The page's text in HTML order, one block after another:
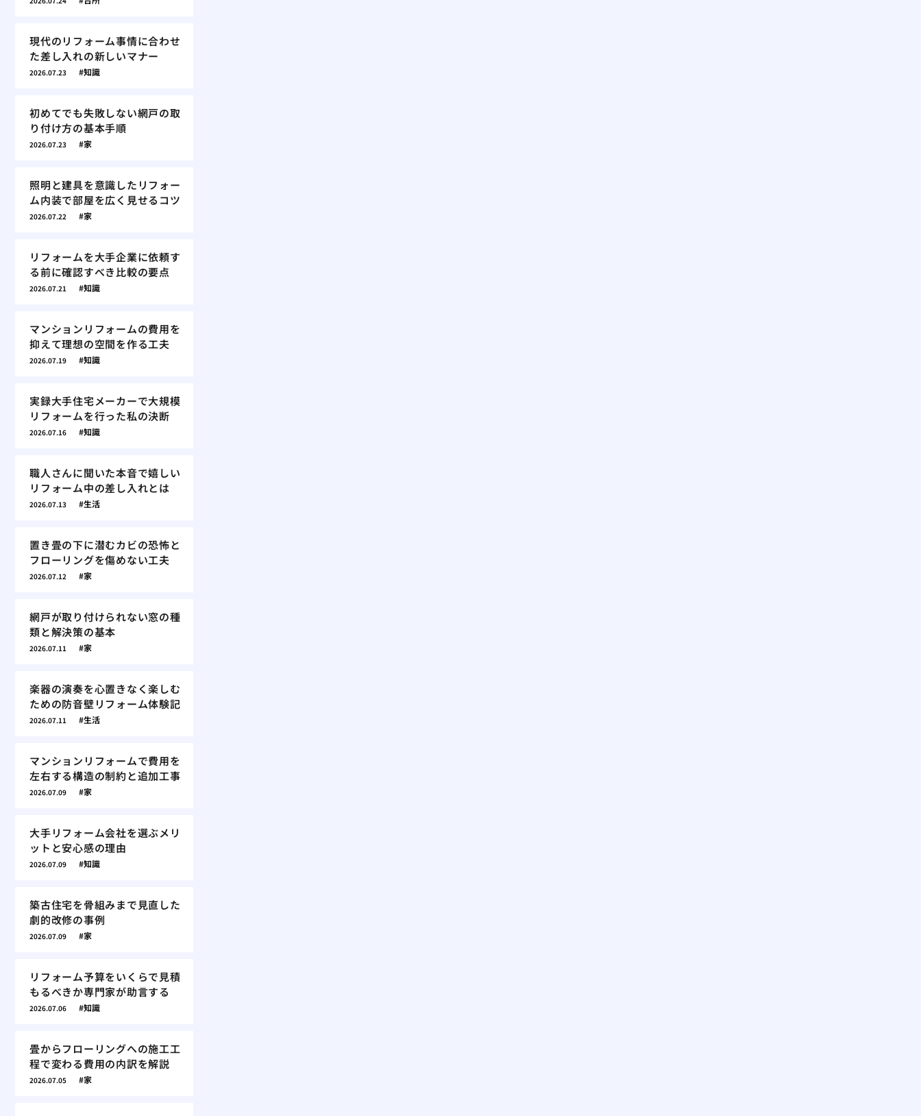
現代のリフォーム事情に合わせ
た差し入れの新しいマナー
2026.07.23 知識
初めてでも失敗しない網戸の取
り付け方の基本手順
2026.07.23 家
照明と建具を意識したリフォー
ム内装で部屋を広く見せるコツ
2026.07.22 家
リフォームを大手企業に依頼す
る前に確認すべき比較の要点
2026.07.21 知識
マンションリフォームの費用を
抑えて理想の空間を作る工夫
2026.07.19 知識
実録大手住宅メーカーで大規模
リフォームを行った私の決断
2026.07.16 知識
職人さんに聞いた本音で嬉しい
リフォーム中の差し入れとは
2026.07.13 生活
置き畳の下に潜むカビの恐怖と
フローリングを傷めない工夫
2026.07.12 家
網戸が取り付けられない窓の種
類と解決策の基本
2026.07.11 家
楽器の演奏を心置きなく楽しむ
ための防音壁リフォーム体験記
2026.07.11 生活
マンションリフォームで費用を
左右する構造の制約と追加工事
2026.07.09 家
大手リフォーム会社を選ぶメリ
ットと安心感の理由
2026.07.09 知識
築古住宅を骨組みまで見直した
劇的改修の事例
2026.07.09 家
リフォーム予算をいくらで見積
もるべきか専門家が助言する
2026.07.06 知識
畳からフローリングへの施工工
程で変わる費用の内訳を解説
2026.07.05 家